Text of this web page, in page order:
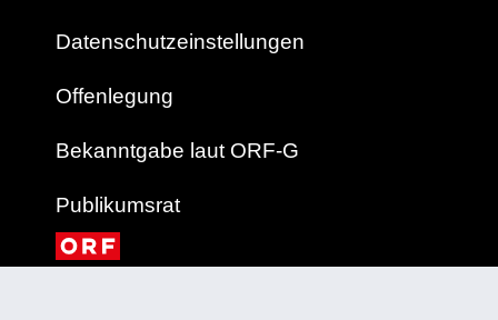
Datenschutzeinstellungen
Offenlegung
Bekanntgabe laut ORF-G
Publikumsrat